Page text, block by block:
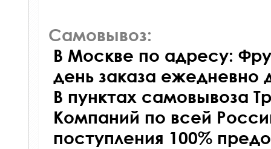
Самовывоз:
В Москве по адресу:
день заказа ежедневно
В пунктах самовывоза
Компаний по всей
поступления 100%